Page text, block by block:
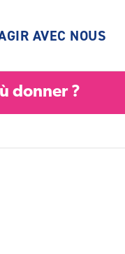
AVEC NOUS
donner ?